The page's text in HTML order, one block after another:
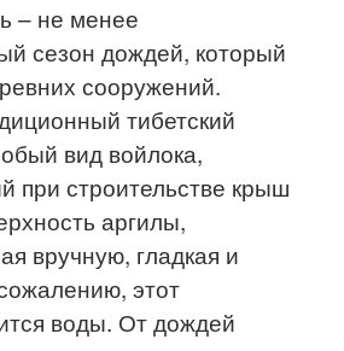
– не менее
сезон дождей, который
сооружений.
тибетский
вид войлока,
при строительстве крыш
аргилы,
вручную, гладкая и
этот
воды. От дождей